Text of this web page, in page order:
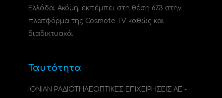
Ελλάδα. Ακόμη, εκπέμπει στη θέση 673 στην
πλατφόρμα της Cosmote TV καθώς και
διαδικτυακά.
Ταυτότητα
ΙΟΝΙΑΝ ΡΑΔΙΟΤΗΛΕΟΠΤΙΚΕΣ ΕΠΙΧΕΙΡΗΣΕΙΣ ΑΕ -